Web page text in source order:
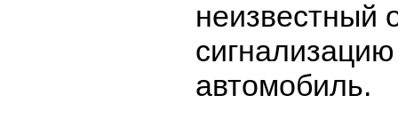
неизвестный
автомобиль.